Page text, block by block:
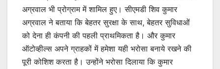
अग्रवाल भी प्रोग्राम में शामिल हुए। सीएमडी शिव कुमार
अग्रवाल ने बताया कि बेहतर सुरक्षा के साथ, बेहतर सुविधाओं
को देना ही कंपनी की पहली प्राथमिकता है। और कुमार
ऑटोव्हील्स अपने ग्राहकों में हमेशा यही भरोसा बनाये रखने की
पूरी कोशिश करता है। उन्होंने भरोसा दिलाया कि कुमार